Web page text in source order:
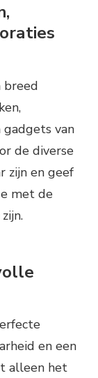
gadgets van
de diverse
zijn en geef
met de
en een
alleen het